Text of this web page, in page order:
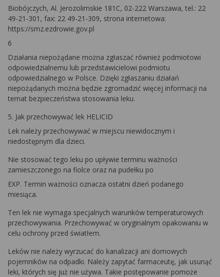
Biobójczych, Al. Jerozolimskie 181C, 02-222 Warszawa, tel.: 22
49-21-301, fax: 22 49-21-309, strona internetowa:
https://smz.ezdrowie.gov.pl
6
Działania niepożądane można zgłaszać również podmiotowi
odpowiedzialnemu lub przedstawicielowi podmiotu
odpowiedzialnego w Polsce. Dzięki zgłaszaniu działań
niepożądanych można będzie zgromadzić więcej informacji na
temat bezpieczeństwa stosowania leku.
5. Jak przechowywać lek HELICID
Lek należy przechowywać w miejscu niewidocznym i
niedostępnym dla dzieci.
Nie stosować tego leku po upływie terminu ważności
zamieszczonego na fiolce oraz na pudełku po
EXP. Termin ważności oznacza ostatni dzień podanego
miesiąca.
Ten lek nie wymaga specjalnych warunków temperaturowych
przechowywania. Przechowywać w oryginalnym opakowaniu w
celu ochrony przed światłem.
Leków nie należy wyrzucać do kanalizacji ani domowych
pojemników na odpadki. Należy zapytać farmaceutę, jak usunąć
leki, których się już nie używa. Takie postępowanie pomoże